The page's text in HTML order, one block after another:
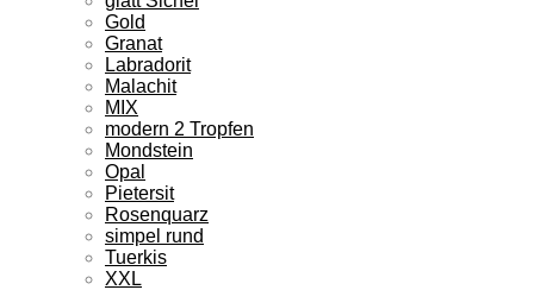
Gold
Granat
Labradorit
Malachit
MIX
modern 2 Tropfen
Mondstein
Opal
Pietersit
Rosenquarz
simpel rund
Tuerkis
XXL